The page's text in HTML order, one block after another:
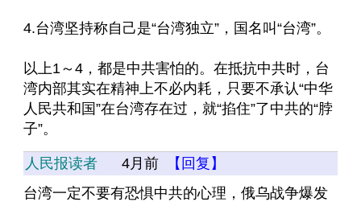
4.台湾坚持称自己是“台湾独立”，国名叫“台湾”。
以上1～4，都是中共害怕的。在抵抗中共时，台
湾内部其实在精神上不必内耗，只要不承认“中华
人民共和国”在台湾存在过，就“掐住”了中共的“脖
子”。
人民报读者 4月前
【回复】
台湾一定不要有恐惧中共的心理，俄乌战争爆发